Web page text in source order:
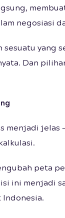
negosiasi
sesuatu yang
Dan
jelas
peta
ini menjadi
Indonesia.